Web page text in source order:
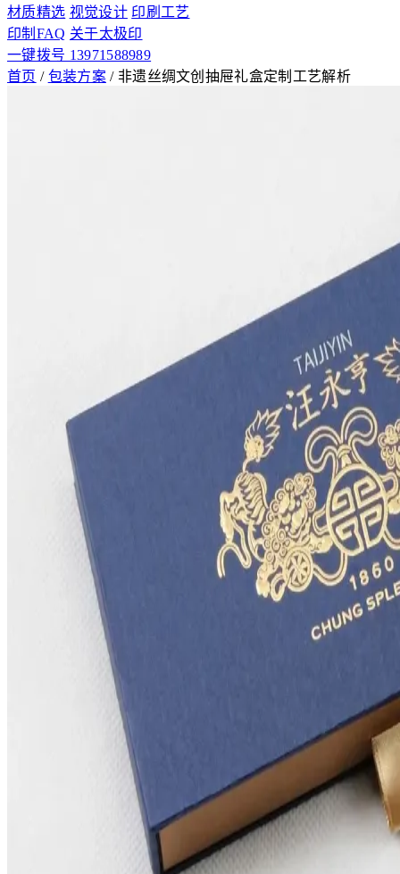
材质精选 视觉设计 印刷工艺
印制FAQ 关于太极印
一键拨号 13971588989
首页 / 包装方案 / 非遗丝绸文创抽屉礼盒定制工艺解析